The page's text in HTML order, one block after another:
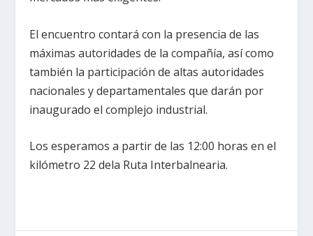
El encuentro contará con la presencia de las
máximas autoridades de la compañía, así como
también la participación de altas autoridades
nacionales y departamentales que darán por
inaugurado el complejo industrial.
Los esperamos a partir de las 12:00 horas en el
kilómetro 22 dela Ruta Interbalnearia.